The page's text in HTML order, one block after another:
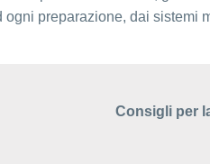
ogni preparazione, dai sistemi
Consigli per